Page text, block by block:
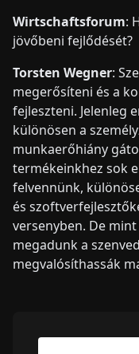
Wirtschaftsforum:
jövőbeni fejlődését?
Torsten Wegner:
megerősíteni és a
fejleszteni. Jelenleg
különösen a
munkaerőhiány
termékeinkhez sok
felvennünk,
és
versenyben. De
megadunk a
megvalósíthassák